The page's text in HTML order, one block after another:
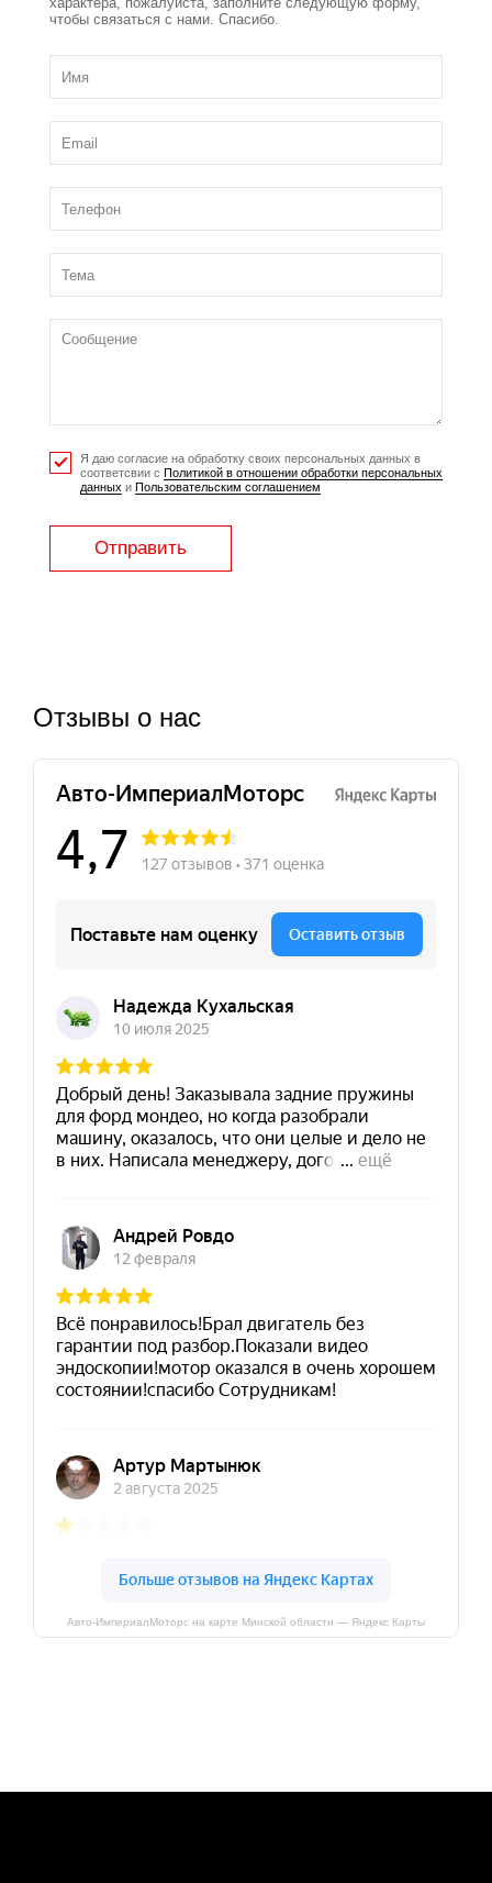
чтобы связаться с нами. Спасибо.
Я даю согласие на обработку своих персональных данных в
соответсвии с Политикой в отношении обработки персональных
данных и Пользовательским соглашением
Отправить
Отзывы о нас
Авто-ИмпериалМоторс на карте Минской области — Яндекс Карты